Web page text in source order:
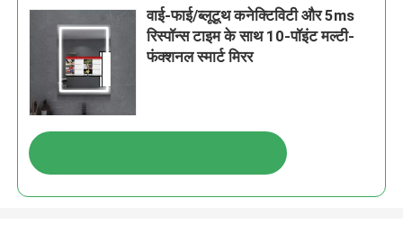
वाई-फाई/ब्लूटूथ कनेक्टिविटी और 5ms
रिस्पॉन्स टाइम के साथ 10-पॉइंट मल्टी-
फंक्शनल स्मार्ट मिरर